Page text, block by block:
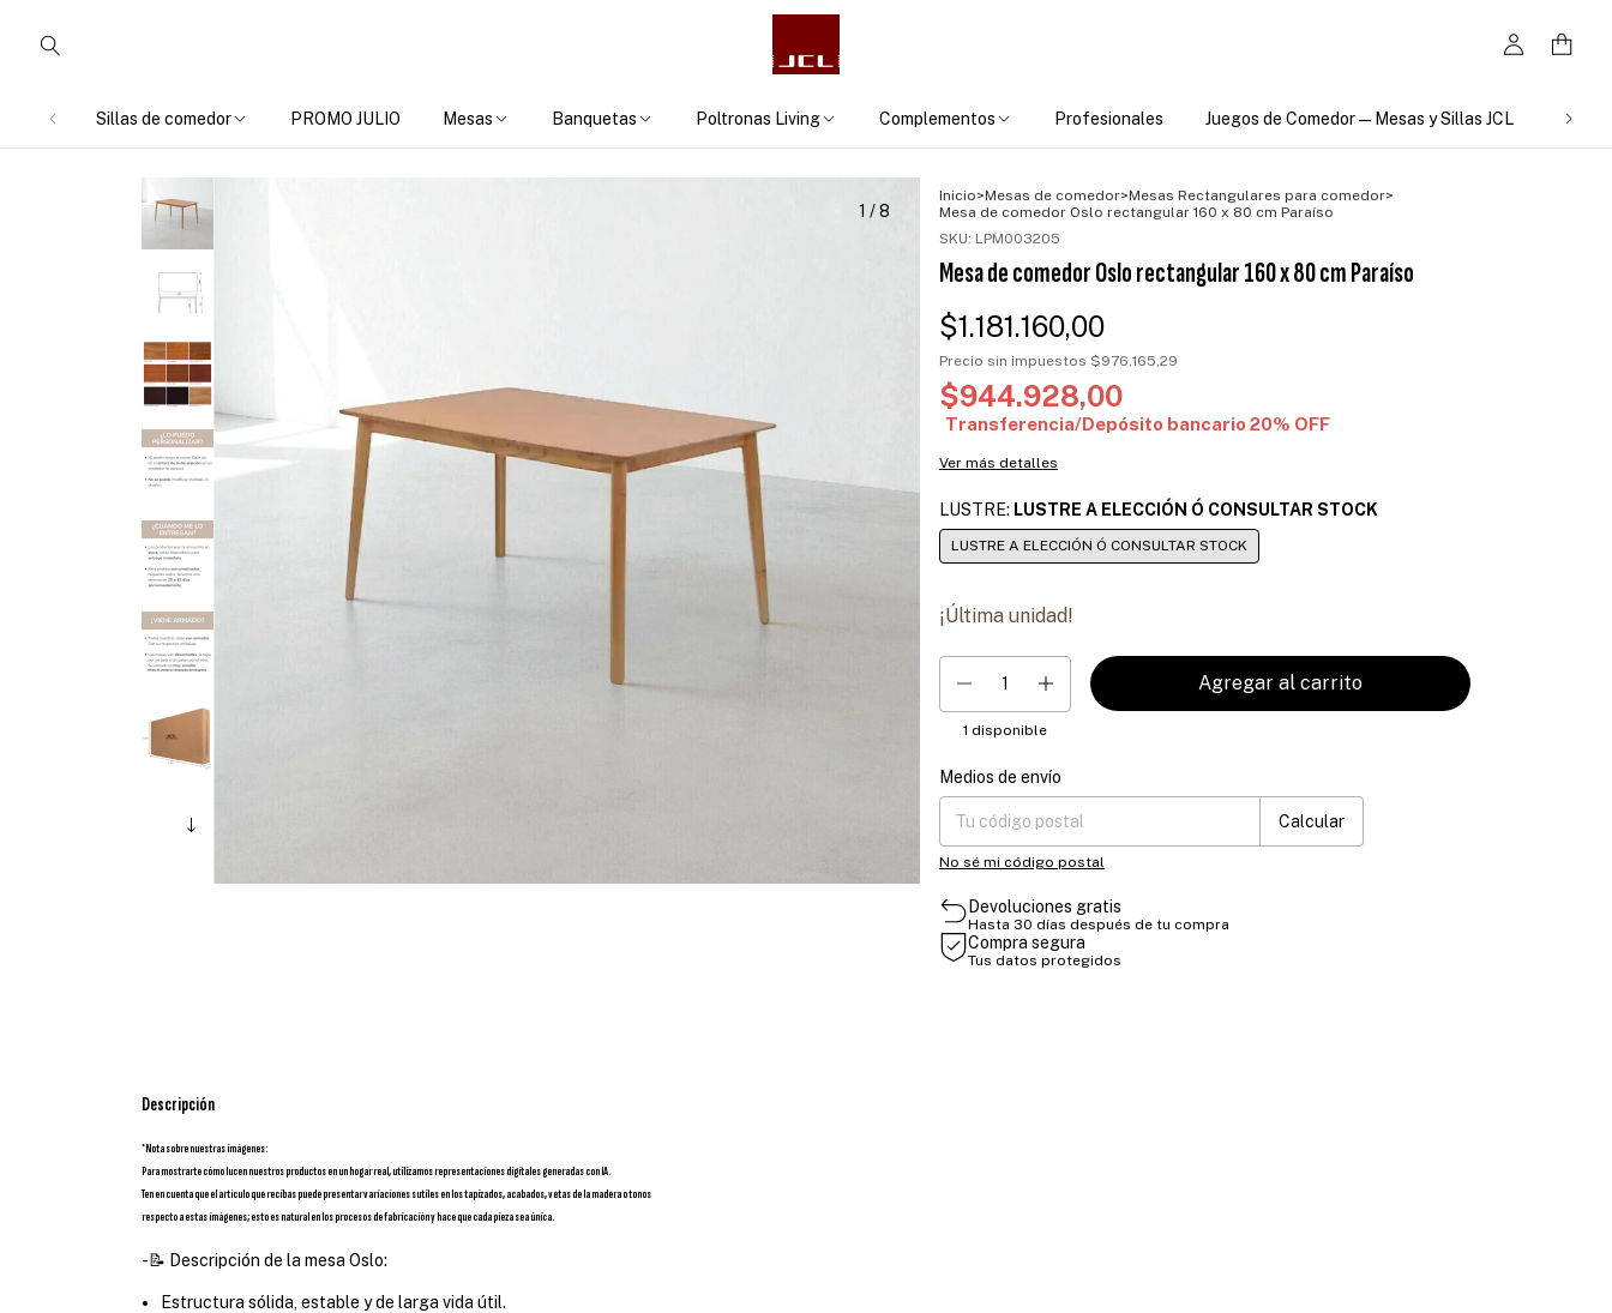
Sillas de comedor PROMO JULIO Mesas Banquetas Poltronas Living Complementos Profesionales Juegos de Comedor — Mesas y Sillas JCL
1 /8
Inicio>Mesas de comedor>Mesas Rectangulares para comedor>
Mesa de comedor Oslo rectangular 160 x 80 cm Paraíso
SKU: LPM003205
Mesa de comedor Oslo rectangular 160 x 80 cm Paraíso
$1.181.160,00
Precio sin impuestos $976.165,29
$944.928,00
Ver más detalles
LUSTRE: LUSTRE A ELECCIÓN Ó CONSULTAR STOCK
LUSTRE A ELECCIÓN Ó CONSULTAR STOCK
¡Última unidad!
1 disponible
Entregas para el CP:
Medios de envío
Calcular
No sé mi código postal
Devoluciones gratis
Hasta 30 días después de tu compra
Compra segura
Tus datos protegidos
Descripción
*Nota sobre nuestras imágenes:
Para mostrarte cómo lucen nuestros productos en un hogar real, utilizamos representaciones digitales generadas con IA.
Ten en cuenta que el artículo que recibas puede presentar variaciones sutiles en los tapizados, acabados, vetas de la madera o tonos
respecto a estas imágenes; esto es natural en los procesos de fabricación y hace que cada pieza sea única.
-📝 Descripción de la mesa Oslo:
Estructura sólida, estable y de larga vida útil.